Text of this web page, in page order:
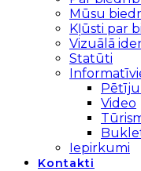
Mūsu
Kļūsti par
Vizuālā
Statūti
Video
Iepirkumi
Kontakti